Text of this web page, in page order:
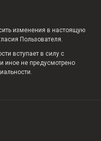
изменения в настоящую
Пользователя.
вступает в силу с
иное не предусмотрено